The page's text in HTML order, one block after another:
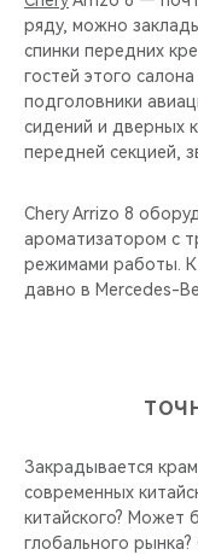
ряду, можно
спинки передних
гостей этого
подголовники
сидений и дверных
передней секцией,
Chery Arrizo 8
ароматизатором с
режимами работы. К
давно в Mercedes-
Закрадывается
современных
китайского? Может
глобального